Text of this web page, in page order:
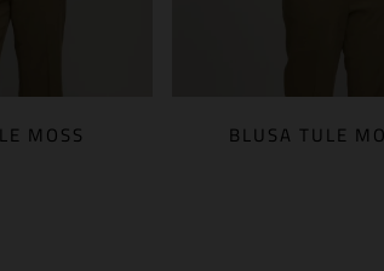
MOSS BLUSA TULE